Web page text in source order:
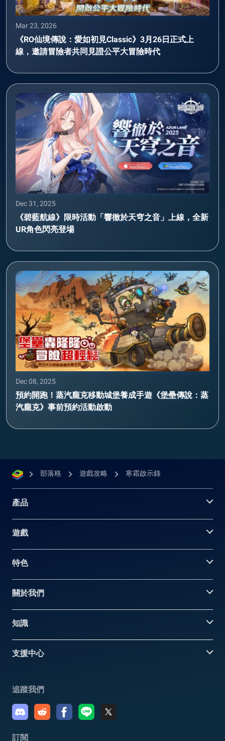
Mar 23, 2026
《RO仙境傳說：愛如初見Classic》3月26日正式上
線，邀請冒險者共同見證公平大冒險時代
Dec 31, 2025
《碧藍航線》限時活動「響徹於天穹之音」上線，全新
UR角色閃亮登場
Dec 08, 2025
預約開跑！蒸汽龐克移動城堡養成手遊《堡壘傳說：蒸
汽龐克》事前預約活動啟動
部落格 遊戲攻略 寒霜啟示錄
產品
遊戲
特色
關於我們
知識
支援中心
追蹤我們
訂閱